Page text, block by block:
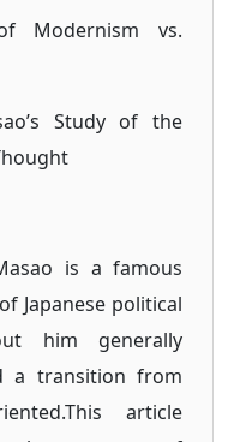
Modernism vs.
Study of the
is a famous
Japanese political
him generally
a transition from
article